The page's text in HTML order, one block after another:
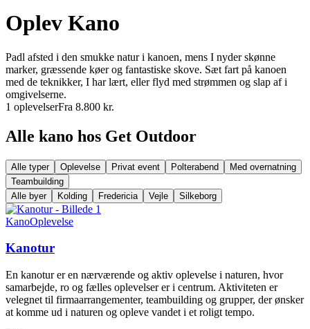
Oplev Kano
Padl afsted i den smukke natur i kanoen, mens I nyder skønne
marker, græssende køer og fantastiske skove. Sæt fart på kanoen
med de teknikker, I har lært, eller flyd med strømmen og slap af i
omgivelserne.
1 oplevelserFra 8.800 kr.
Alle kano hos Get Outdoor
Alle typer Oplevelse Privat event Polterabend
Med overnatning
Teambuilding
Alle byer
Kolding Fredericia Vejle Silkeborg
KanoOplevelse
Kanotur
En kanotur er en nærværende og aktiv oplevelse i naturen, hvor
samarbejde, ro og fælles oplevelser er i centrum. Aktiviteten er
velegnet til firmaarrangementer, teambuilding og grupper, der ønsker
at komme ud i naturen og opleve vandet i et roligt tempo.